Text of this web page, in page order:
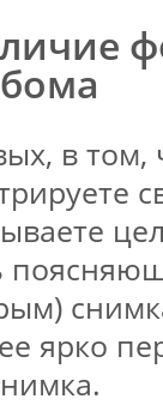
в том,
ярко